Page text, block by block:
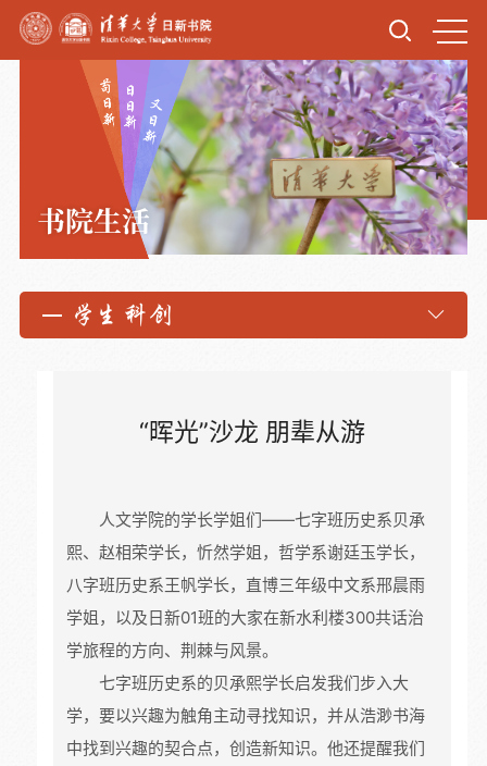
书院生活
学生科创
“晖光”沙龙 朋辈从游
人文学院的学长学姐们——七字班历史系贝承
熙、赵相荣学长，忻然学姐，哲学系谢廷玉学长，
八字班历史系王帆学长，直博三年级中文系邢晨雨
学姐，以及日新01班的大家在新水利楼300共话治
学旅程的方向、荆棘与风景。
七字班历史系的贝承熙学长启发我们步入大
学，要以兴趣为触角主动寻找知识，并从浩渺书海
中找到兴趣的契合点，创造新知识。他还提醒我们